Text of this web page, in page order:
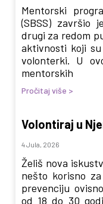
Mentorski
(SBSS) završio
drugi za redom
aktivnosti koji
volonterki. U
mentorskih
Pročitaj više >
Volontiraj u
4 Jula, 2026
Želiš nova
nešto korisno
prevenciju
od 18 do 30